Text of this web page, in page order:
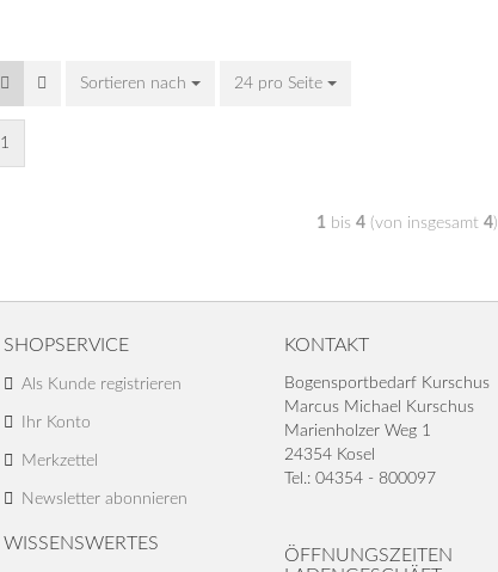
Sortieren nach 24 pro Seite
1
1bis 4(von insgesamt 4)
SHOPSERVICE
Als Kunde registrieren
Ihr Konto
Merkzettel
Newsletter abonnieren
WISSENSWERTES
KONTAKT
Bogensportbedarf Kurschus
Marcus Michael Kurschus
Marienholzer Weg 1
24354 Kosel
Tel.: 04354 - 800097
ÖFFNUNGSZEITEN